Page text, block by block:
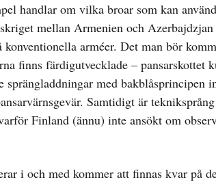
handlar om vilka broar som kan
mellan Armenien och
arméer. Det man bör
finns färdigutvecklade – pansarskottet
med bakblåsprincipen
Samtidigt är
Finland (ännu) inte ansökt om
i och med kommer att finnas kvar på